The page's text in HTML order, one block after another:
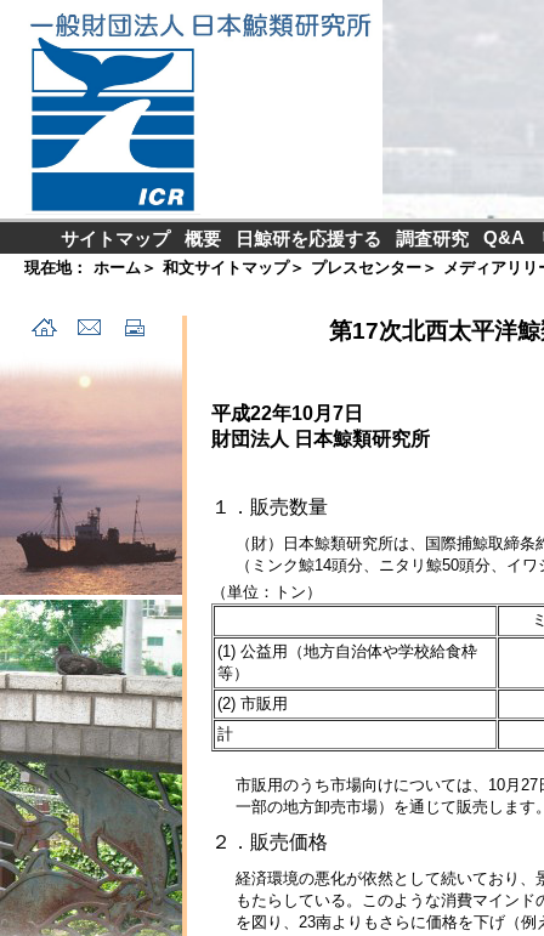
サイトマップ 概要 日鯨研を応援する 調査研究 Q&A
現在地： ホーム ＞ 和文サイトマップ＞ プレスセンター ＞ メディアリリ
第17次北西太平洋
平成22年10月7日
財団法人 日本鯨類研究所
１．販売数量
（財）日本鯨類研究所は、国際捕鯨取締
（ミンク鯨14頭分、ニタリ鯨50頭分、イ
（単位：トン）
(1) 公益用（地方自治体や学校給食枠
等）
(2) 市販用
計
市販用のうち市場向けについては、10月
一部の地方卸売市場）を通じて販売します
２．販売価格
経済環境の悪化が依然として続いており
もたらしている。このような消費マイン
を図り、23南よりもさらに価格を下げ（